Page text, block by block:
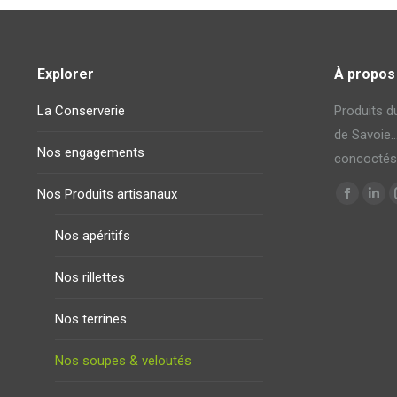
Explorer
La Conserverie
Nos engagements
Nos Produits artisanaux
Nos apéritifs
Nos rillettes
Nos terrines
Nos soupes & veloutés
À propos
Produits
de
Trouvez
La